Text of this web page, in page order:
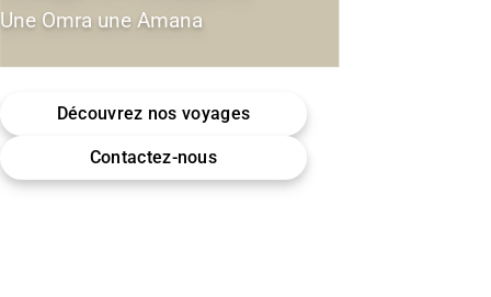
Une Omra une Amana
Découvrez nos voyages
Contactez-nous
Omra (Umrah) · Hajj
Encadrement & accompagnement